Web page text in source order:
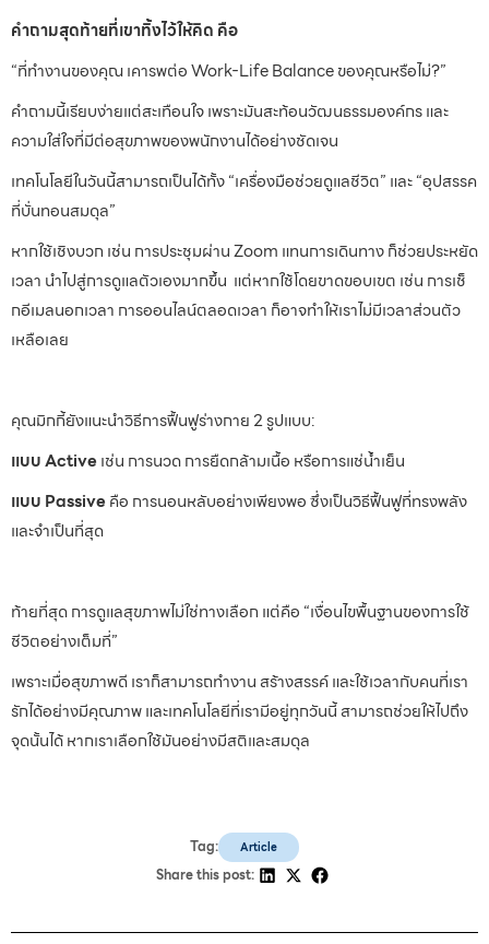
คำถามสุดท้ายที่เขาทิ้งไว้ให้คิด คือ
“ที่ทำงานของคุณ เคารพต่อ Work-Life Balance ของคุณหรือไม่?”
คำถามนี้เรียบง่ายแต่สะเทือนใจ เพราะมันสะท้อนวัฒนธรรมองค์กร และ
ความใส่ใจที่มีต่อสุขภาพของพนักงานได้อย่างชัดเจน
เทคโนโลยีในวันนี้สามารถเป็นได้ทั้ง “เครื่องมือช่วยดูแลชีวิต” และ “อุปสรรค
ที่บั่นทอนสมดุล”
หากใช้เชิงบวก เช่น การประชุมผ่าน Zoom แทนการเดินทาง ก็ช่วยประหยัด
เวลา นำไปสู่การดูแลตัวเองมากขึ้น แต่หากใช้โดยขาดขอบเขต เช่น การเช็
กอีเมลนอกเวลา การออนไลน์ตลอดเวลา ก็อาจทำให้เราไม่มีเวลาส่วนตัว
เหลือเลย
คุณมิกกี้ยังแนะนำวิธีการฟื้นฟูร่างกาย 2 รูปแบบ:
แบบ Active เช่น การนวด การยืดกล้ามเนื้อ หรือการแช่น้ำเย็น
แบบ Passive คือ การนอนหลับอย่างเพียงพอ ซึ่งเป็นวิธีฟื้นฟูที่ทรงพลัง
และจำเป็นที่สุด
ท้ายที่สุด การดูแลสุขภาพไม่ใช่ทางเลือก แต่คือ “เงื่อนไขพื้นฐานของการใช้
ชีวิตอย่างเต็มที่”
เพราะเมื่อสุขภาพดี เราก็สามารถทำงาน สร้างสรรค์ และใช้เวลากับคนที่เรา
รักได้อย่างมีคุณภาพ และเทคโนโลยีที่เรามีอยู่ทุกวันนี้ สามารถช่วยให้ไปถึง
จุดนั้นได้ หากเราเลือกใช้มันอย่างมีสติและสมดุล
Tag: Article
Share this post: